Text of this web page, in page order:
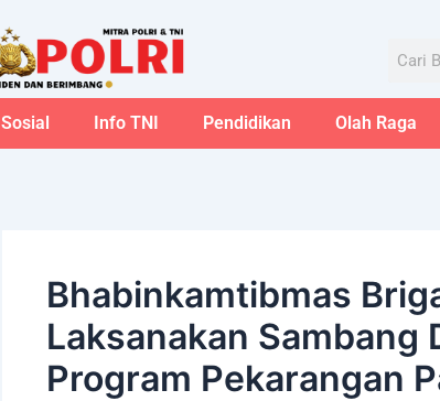
Sosial Info TNI Pendidikan Olah Raga
Bhabinkamtibmas
Laksanakan Sambang
Program Pekarangan